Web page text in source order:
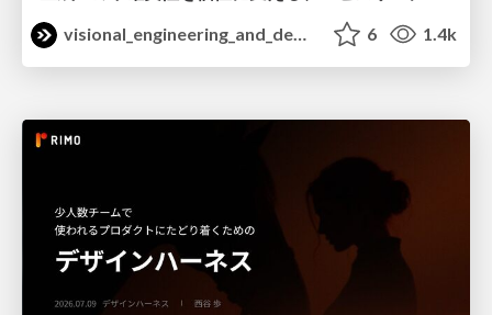
visional_engineering_and_design
6 1.4k